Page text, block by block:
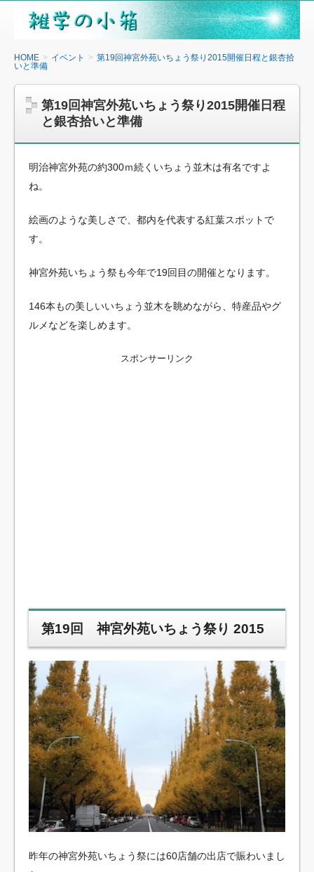
雑
の
箱
HOME イベント
第19回神宮外苑いちょう祭り2015開催日程と銀杏拾
いと準備
第19回神宮外苑いちょう祭り2015開催日程
と銀杏拾いと準備
明治神宮外苑の約300ｍ続くいちょう並木は有名ですよ
ね。
絵画のような美しさで、都内を代表する紅葉スポットで
す。
神宮外苑いちょう祭も今年で19回目の開催となります。
146本もの美しいいちょう並木を眺めながら、特産品やグ
ルメなどを楽しめます。
スポンサーリンク
第19回 神宮外苑いちょう祭り 2015
昨年の神宮外苑いちょう祭には60店舗の出店で賑わいまし